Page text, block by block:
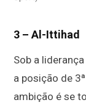
3 – Al-Ittihad
Sob a
a posição de
ambição é se